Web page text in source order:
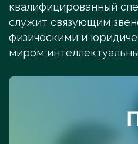
квалифицированный
служит связующим
физическими и
миром